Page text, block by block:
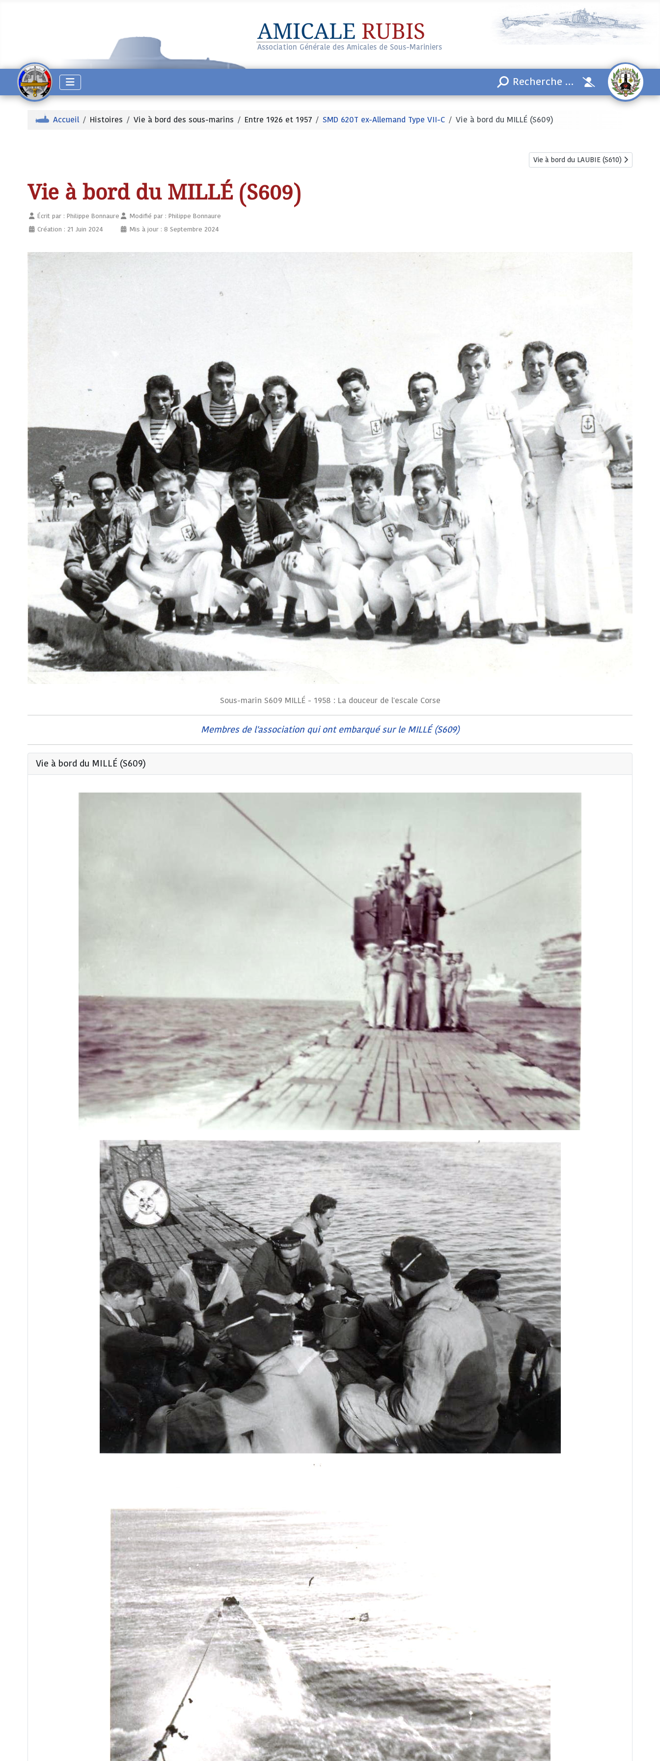
AMICALE RUBIS
Association Générale des Amicales de Sous-Mariniers
Accueil Histoires Vie à bord des sous-marins Entre 1926 et 1957 SMD 620T ex-Allemand Type VII-C Vie à bord du MILLÉ (S609)
Article suivant : Vie à bord du LAUBIE
Vie à bord du LAUBIE (S610)
Vie à bord du MILLÉ (S609)
Écrit par :Philippe Bonnaure
Création : 21 Juin 2024
Modifié par : Philippe Bonnaure
Mis à jour : 8 Septembre 2024
Sous-marin S609 MILLÉ - 1958 : La douceur de l'escale Corse
Membres de l'association qui ont embarqué sur le MILLÉ (S609)
Vie à bord du MILLÉ (S609)